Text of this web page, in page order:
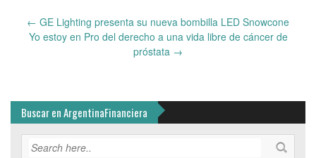
Post
navigation
← GE Lighting presenta su nueva bombilla LED Snowcone
Yo estoy en Pro del derecho a una vida libre de cáncer de
próstata →
Buscar en ArgentinaFinanciera